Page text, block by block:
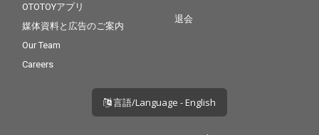
OTOTOYアプリ
媒体資料と広告のご案内
Our Team
Careers
退会
言語/Language - English